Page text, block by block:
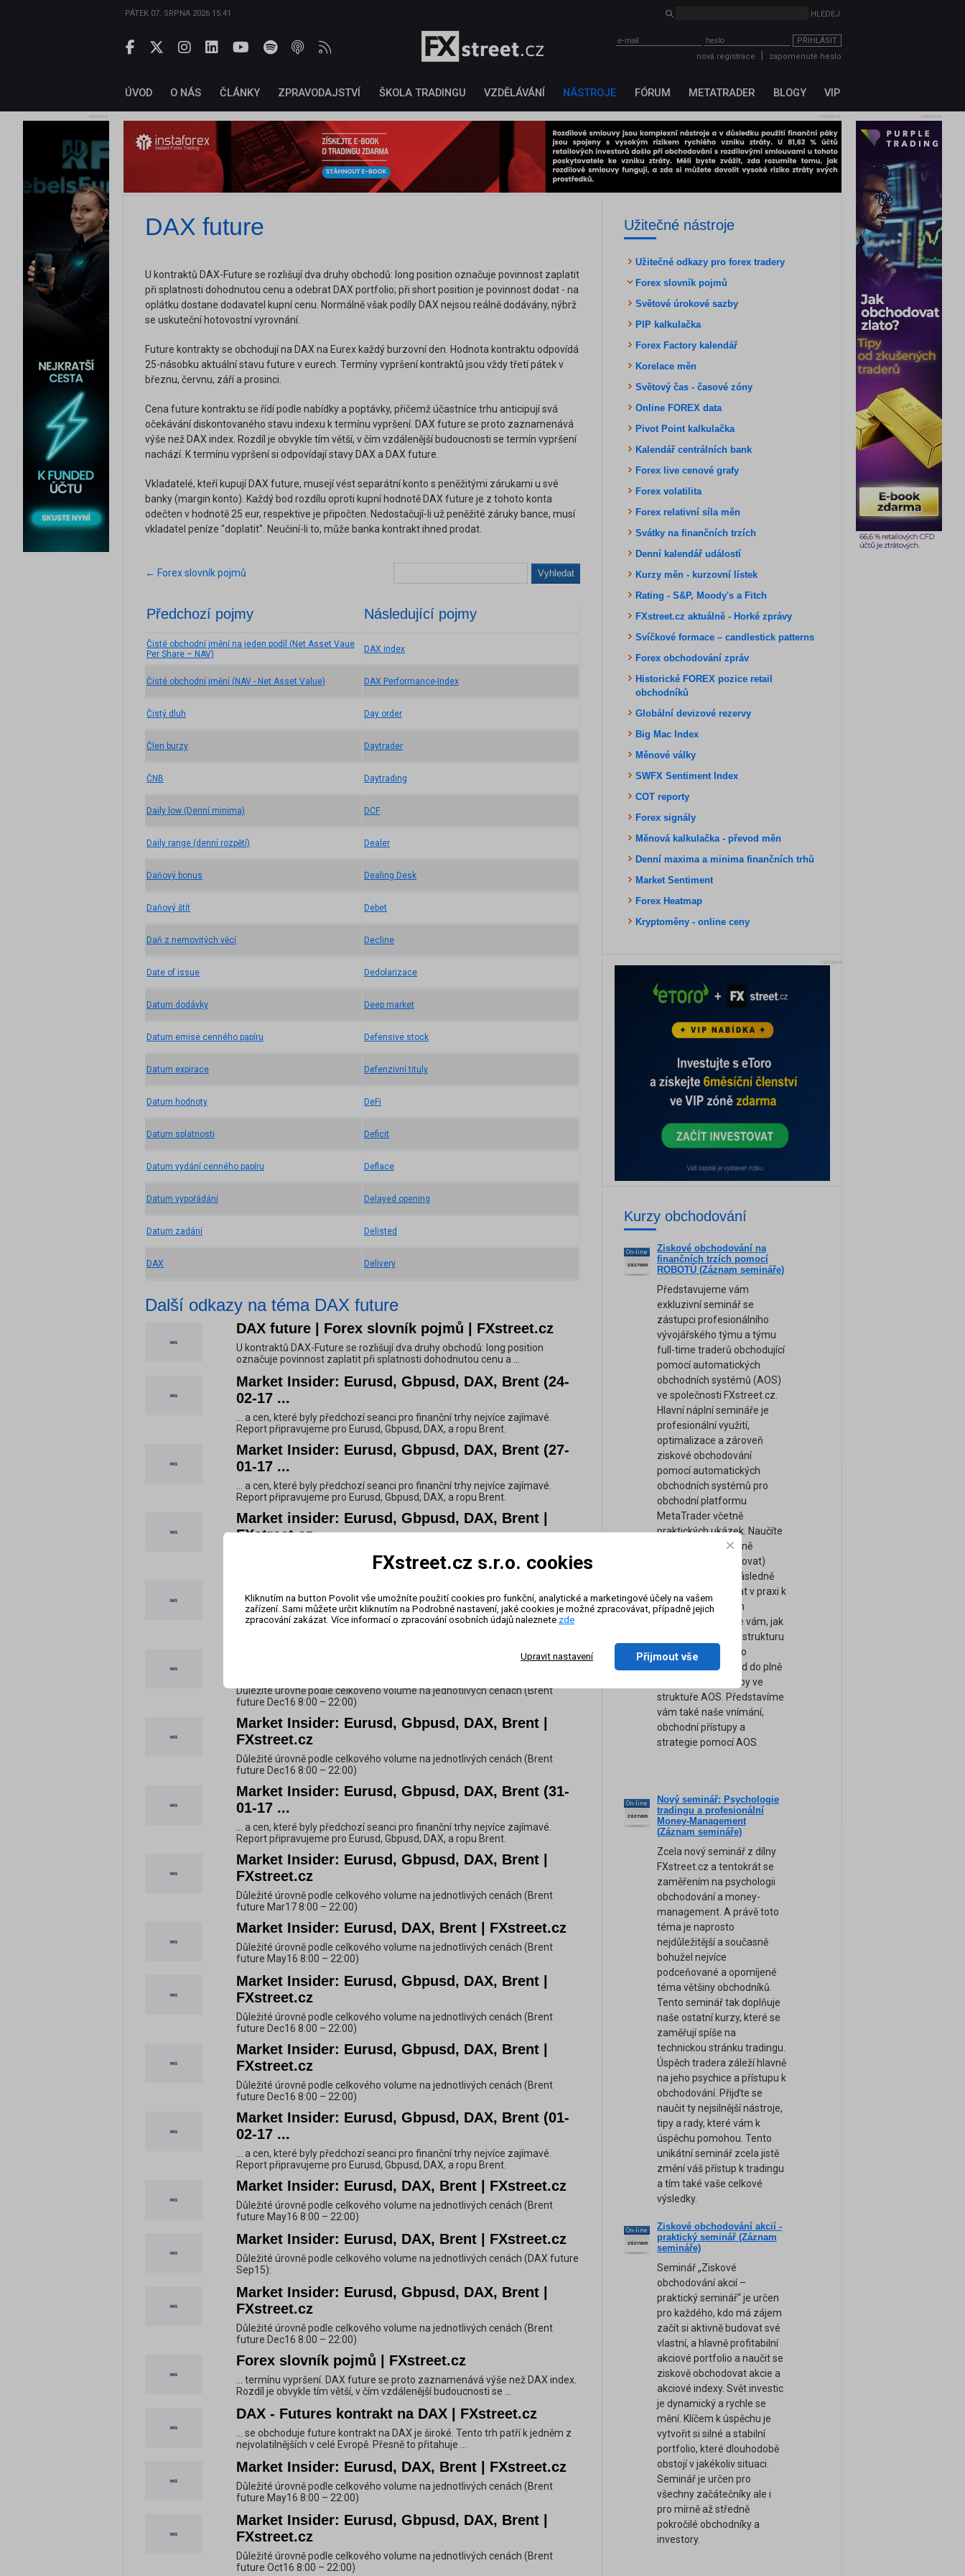
PÁTEK 07. SRPNA 2026 15:41
PŘIHLÁSIT
nová registrace
zapomenuté heslo
ÚVOD O NÁS ČLÁNKY ZPRAVODAJSTVÍ ŠKOLA TRADINGU VZDĚLÁVÁNÍ NÁSTROJE FÓRUM METATRADER BLOGY VIP
reklama reklama
reklama
DAX future
U kontraktů DAX-Future se rozlišují dva druhy obchodů: long position označuje povinnost zaplatit
při splatnosti dohodnutou cenu a odebrat DAX portfolio; při short position je povinnost dodat - na
oplátku dostane dodavatel kupní cenu. Normálně však podíly DAX nejsou reálně dodávány, nýbrž
se uskuteční hotovostní vyrovnání.
Future kontrakty se obchodují na DAX na Eurex každý burzovní den. Hodnota kontraktu odpovídá
25-násobku aktuální stavu future v eurech. Termíny vypršení kontraktů jsou vždy třetí pátek v
březnu, červnu, září a prosinci.
Cena future kontraktu se řídí podle nabídky a poptávky, přičemž účastníce trhu anticipují svá
očekávání diskontovaného stavu indexu k termínu vypršení. DAX future se proto zaznamenává
výše než DAX index. Rozdíl je obvykle tím větší, v čím vzdálenější budoucnosti se termín vypršení
nachází. K termínu vypršení si odpovídají stavy DAX a DAX future.
Vkladatelé, kteří kupují DAX future, musejí vést separátní konto s peněžitými zárukami u své
banky (margin konto). Každý bod rozdílu oproti kupní hodnotě DAX future je z tohoto konta
odečten v hodnotě 25 eur, respektive je připočten. Nedostačují-li už peněžité záruky bance, musí
vkladatel peníze "doplatit". Neučiní-li to, může banka kontrakt ihned prodat.
← Forex slovník pojmů Vyhledat
Předchozí pojmy
Čisté obchodní jmění na jeden podíl (Net Asset Vaue
Per Share – NAV)
Čisté obchodní jmění (NAV - Net Asset Value)
Čistý dluh
Člen burzy
ČNB
Daily low (Denní minima)
Daily range (denní rozpětí)
Daňový bonus
Daňový štít
Daň z nemovitých věcí
Date of issue
Datum dodávky
Datum emise cenného papíru
Datum expirace
Datum hodnoty
Datum splatnosti
Datum vydání cenného papíru
Datum vypořádání
Datum zadání
DAX
Následující pojmy
DAX index
DAX Performance-Index
Day order
Daytrader
Daytrading
DCF
Dealer
Dealing Desk
Debet
Decline
Dedolarizace
Deep market
Defensive stock
Defenzivní tituly
DeFi
Deficit
Deflace
Delayed opening
Delisted
Delivery
Další odkazy na téma DAX future
DAX future | Forex slovník pojmů | FXstreet.cz
U kontraktů DAX-Future se rozlišují dva druhy obchodů: long position
označuje povinnost zaplatit při splatnosti dohodnutou cenu a ...
Market Insider: Eurusd, Gbpusd, DAX, Brent (24-
02-17 ...
... a cen, které byly předchozí seanci pro finanční trhy nejvíce zajímavé.
Report připravujeme pro Eurusd, Gbpusd, DAX, a ropu Brent.
Market Insider: Eurusd, Gbpusd, DAX, Brent (27-
01-17 ...
... a cen, které byly předchozí seanci pro finanční trhy nejvíce zajímavé.
Report připravujeme pro Eurusd, Gbpusd, DAX, a ropu Brent.
Market insider: Eurusd, Gbpusd, DAX, Brent |
FXstreet.cz
... a cen, které byly předchozí seanci pro finanční trhy nejvíce zajímavé.
Report připravujeme pro Eurusd, Gbpusd, DAX, a ropu Brent.
FXstreet.cz
Důležité úrovně podle celkového volume na jednotlivých cenách (Brent
Market Insider: Eurusd, Gbpusd, DAX, Brent |
Důležité úrovně podle celkového volume na jednotlivých cenách (Brent
future Dec16 8:00 – 22:00)
Market Insider: Eurusd, Gbpusd, DAX, Brent |
FXstreet.cz
Důležité úrovně podle celkového volume na jednotlivých cenách (Brent
future Dec16 8:00 – 22:00)
Market Insider: Eurusd, Gbpusd, DAX, Brent (31-
01-17 ...
... a cen, které byly předchozí seanci pro finanční trhy nejvíce zajímavé.
Report připravujeme pro Eurusd, Gbpusd, DAX, a ropu Brent.
Market Insider: Eurusd, Gbpusd, DAX, Brent |
FXstreet.cz
Důležité úrovně podle celkového volume na jednotlivých cenách (Brent
future Mar17 8:00 – 22:00)
Market Insider: Eurusd, DAX, Brent | FXstreet.cz
Důležité úrovně podle celkového volume na jednotlivých cenách (Brent
future May16 8:00 – 22:00)
Market Insider: Eurusd, Gbpusd, DAX, Brent |
FXstreet.cz
Důležité úrovně podle celkového volume na jednotlivých cenách (Brent
future Dec16 8:00 – 22:00)
Market Insider: Eurusd, Gbpusd, DAX, Brent |
FXstreet.cz
Důležité úrovně podle celkového volume na jednotlivých cenách (Brent
future Dec16 8:00 – 22:00)
Market Insider: Eurusd, Gbpusd, DAX, Brent (01-
02-17 ...
... a cen, které byly předchozí seanci pro finanční trhy nejvíce zajímavé.
Report připravujeme pro Eurusd, Gbpusd, DAX, a ropu Brent.
Market Insider: Eurusd, DAX, Brent | FXstreet.cz
Důležité úrovně podle celkového volume na jednotlivých cenách (Brent
future May16 8:00 – 22:00)
Market Insider: Eurusd, DAX, Brent | FXstreet.cz
Důležité úrovně podle celkového volume na jednotlivých cenách (DAX future
Sep15):
Market Insider: Eurusd, Gbpusd, DAX, Brent |
FXstreet.cz
Důležité úrovně podle celkového volume na jednotlivých cenách (Brent
future Dec16 8:00 – 22:00)
Forex slovník pojmů | FXstreet.cz
... termínu vypršení. DAX future se proto zaznamenává výše než DAX index.
Rozdíl je obvykle tím větší, v čím vzdálenější budoucnosti se ...
DAX - Futures kontrakt na DAX | FXstreet.cz
... se obchoduje future kontrakt na DAX je široké. Tento trh patří k jedněm z
nejvolatilnějších v celé Evropě. Přesně to přitahuje ...
Market Insider: Eurusd, DAX, Brent | FXstreet.cz
Důležité úrovně podle celkového volume na jednotlivých cenách (Brent
future May16 8:00 – 22:00)
Market Insider: Eurusd, Gbpusd, DAX, Brent |
FXstreet.cz
Důležité úrovně podle celkového volume na jednotlivých cenách (Brent
future Oct16 8:00 – 22:00)
Užitečné nástroje
Užitečné odkazy pro forex tradery
Forex slovník pojmů
Světové úrokové sazby
PIP kalkulačka
Forex Factory kalendář
Korelace měn
Světový čas - časové zóny
Online FOREX data
Pivot Point kalkulačka
Kalendář centrálních bank
Forex live cenové grafy
Forex volatilita
Forex relativní síla měn
Svátky na finančních trzích
Denní kalendář událostí
Kurzy měn - kurzovní lístek
Rating - S&P, Moody's a Fitch
FXstreet.cz aktuálně - Horké zprávy
Svíčkové formace – candlestick patterns
Forex obchodování zpráv
Historické FOREX pozice retail
obchodníků
Globální devizové rezervy
Big Mac Index
Měnové války
SWFX Sentiment Index
COT reporty
Forex signály
Měnová kalkulačka - převod měn
Denní maxima a minima finančních trhů
Market Sentiment
Forex Heatmap
Kryptoměny - online ceny
reklama
Kurzy obchodování
On-line
záznam
Ziskové obchodování na
finančních trzích pomocí
ROBOTŮ (Záznam semináře)
Představujeme vám
exkluzivní seminář se
zástupci profesionálního
vývojářského týmu a týmu
full-time traderů obchodující
pomocí automatických
obchodních systémů (AOS)
ve společnosti FXstreet.cz.
Hlavní náplní semináře je
profesionální využití,
optimalizace a zároveň
ziskové obchodování
pomocí automatických
obchodních systémů pro
obchodní platformu
MetaTrader včetně
praktických ukázek. Naučíte
se mimo jiné správně
ověřovat (backtestovat)
ziskovost AOS a následně
AOS reálně využívat v praxi k
dosažení ziskových
výsledků. Ukážeme vám, jak
sestavit kompletní strukturu
a logiku obchodního
systému pro převod do plně
automatické podoby ve
struktuře AOS. Představíme
vám také naše vnímání,
obchodní přístupy a
strategie pomocí AOS.
On-line
záznam
Nový seminář: Psychologie
tradingu a profesionální
Money-Management
(Záznam semináře)
Zcela nový seminář z dílny
FXstreet.cz a tentokrát se
zaměřením na psychologii
obchodování a money-
management. A právě toto
téma je naprosto
nejdůležitější a současně
bohužel nejvíce
podceňované a opomíjené
téma většiny obchodníků.
Tento seminář tak doplňuje
naše ostatní kurzy, které se
zaměřují spíše na
technickou stránku tradingu.
Úspěch tradera záleží hlavně
na jeho psychice a přístupu k
obchodování. Přijďte se
naučit ty nejsilnější nástroje,
tipy a rady, které vám k
úspěchu pomohou. Tento
unikátní seminář zcela jistě
změní váš přístup k tradingu
a tím také vaše celkové
výsledky.
On-line
záznam
Ziskové obchodování akcií -
praktický seminář (Záznam
semináře)
Seminář „Ziskové
obchodování akcií –
praktický seminář“ je určen
pro každého, kdo má zájem
začít si aktivně budovat své
vlastní, a hlavně profitabilní
akciové portfolio a naučit se
ziskově obchodovat akcie a
akciové indexy. Svět investic
je dynamický a rychle se
mění. Klíčem k úspěchu je
vytvořit si silné a stabilní
portfolio, které dlouhodobě
obstojí v jakékoliv situaci.
Seminář je určen pro
všechny začátečníky ale i
pro mírně až středně
pokročilé obchodníky a
investory.
FXstreet.cz s.r.o. cookies
Kliknutím na button Povolit vše umožníte použití cookies pro funkční, analytické a marketingové účely na vašem
zařízení. Sami můžete určit kliknutím na Podrobné nastavení, jaké cookies je možné zpracovávat, případně jejich
zpracování zakázat. Více informací o zpracování osobních údajů naleznete zde
Upravit nastavení Přijmout vše